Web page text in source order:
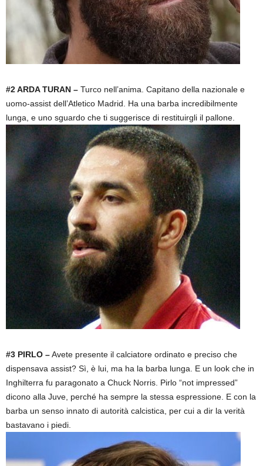
#2 ARDA TURAN – Turco nell’anima. Capitano della nazionale e
uomo-assist dell’Atletico Madrid. Ha una barba incredibilmente
lunga, e uno sguardo che ti suggerisce di restituirgli il pallone.
#3 PIRLO –Avete presente il calciatore ordinato e preciso che
dispensava assist? Sì, è lui, ma ha la barba lunga. E un look che in
Inghilterra fu paragonato a Chuck Norris. Pirlo “not impressed”
dicono alla Juve, perché ha sempre la stessa espressione. E con la
barba un senso innato di autorità calcistica, per cui a dir la verità
bastavano i piedi.